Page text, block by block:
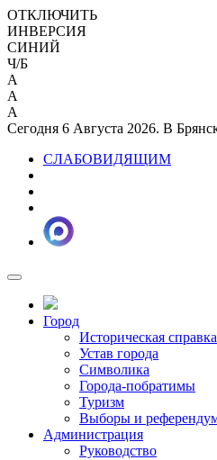
ОТКЛЮЧИТЬ
ИНВЕРСИЯ
СИНИЙ
Ч/Б
A
A
A
Сегодня 6 Августа 2026. В
СЛАБОВИДЯЩИМ
Город
Историческая справка
Устав города
Символика
Города-побратимы
Туризм
Выборы и
Администрация
Руководство